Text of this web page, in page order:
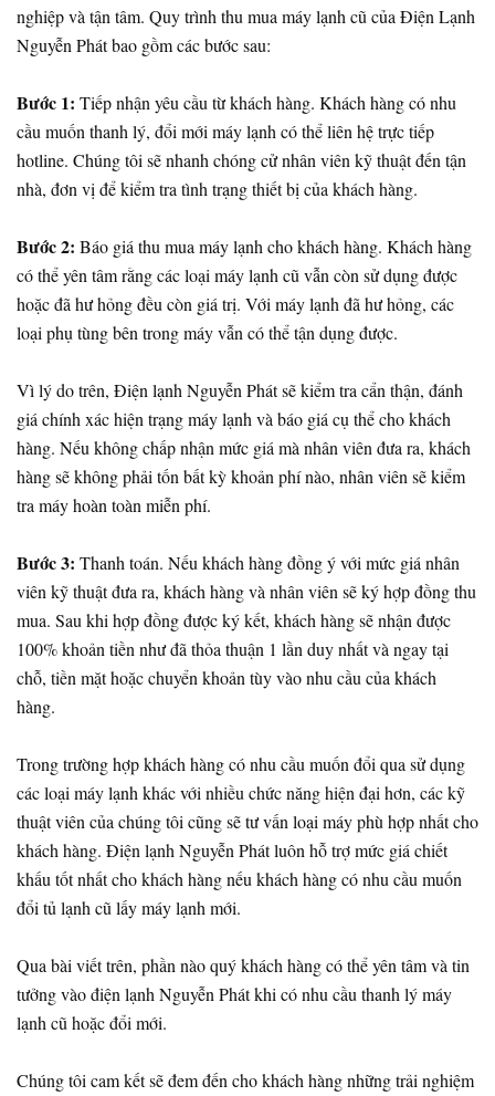
nghiệp và tận tâm. Quy trình thu mua máy lạnh cũ của Điện Lạnh
Nguyễn Phát bao gồm các bước sau:
Bước 1: Tiếp nhận yêu cầu từ khách hàng. Khách hàng có nhu
cầu muốn thanh lý, đổi mới máy lạnh có thể liên hệ trực tiếp
hotline. Chúng tôi sẽ nhanh chóng cử nhân viên kỹ thuật đến tận
nhà, đơn vị để kiểm tra tình trạng thiết bị của khách hàng.
Bước 2: Báo giá thu mua máy lạnh cho khách hàng. Khách hàng
có thể yên tâm rằng các loại máy lạnh cũ vẫn còn sử dụng được
hoặc đã hư hỏng đều còn giá trị. Với máy lạnh đã hư hỏng, các
loại phụ tùng bên trong máy vẫn có thể tận dụng được.
Vì lý do trên, Điện lạnh Nguyễn Phát sẽ kiểm tra cẩn thận, đánh
giá chính xác hiện trạng máy lạnh và báo giá cụ thể cho khách
hàng. Nếu không chấp nhận mức giá mà nhân viên đưa ra, khách
hàng sẽ không phải tốn bất kỳ khoản phí nào, nhân viên sẽ kiểm
tra máy hoàn toàn miễn phí.
Bước 3: Thanh toán. Nếu khách hàng đồng ý với mức giá nhân
viên kỹ thuật đưa ra, khách hàng và nhân viên sẽ ký hợp đồng thu
mua. Sau khi hợp đồng được ký kết, khách hàng sẽ nhận được
100% khoản tiền như đã thỏa thuận 1 lần duy nhất và ngay tại
chỗ, tiền mặt hoặc chuyển khoản tùy vào nhu cầu của khách
hàng.
Trong trường hợp khách hàng có nhu cầu muốn đổi qua sử dụng
các loại máy lạnh khác với nhiều chức năng hiện đại hơn, các kỹ
thuật viên của chúng tôi cũng sẽ tư vấn loại máy phù hợp nhất cho
khách hàng. Điện lạnh Nguyễn Phát luôn hỗ trợ mức giá chiết
khấu tốt nhất cho khách hàng nếu khách hàng có nhu cầu muốn
đổi tủ lạnh cũ lấy máy lạnh mới.
Qua bài viết trên, phần nào quý khách hàng có thể yên tâm và tin
tưởng vào điện lạnh Nguyễn Phát khi có nhu cầu thanh lý máy
lạnh cũ hoặc đổi mới.
Chúng tôi cam kết sẽ đem đến cho khách hàng những trải nghiệm